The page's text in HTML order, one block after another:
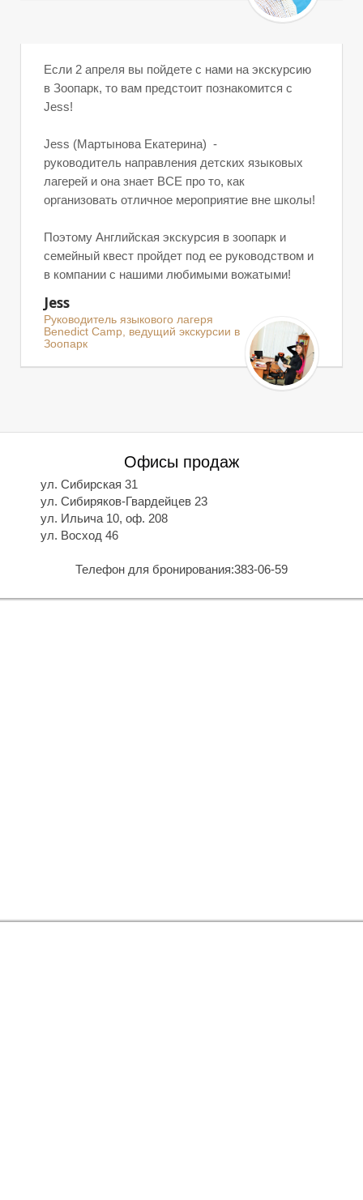
И
Я
И
Ц
Если 2 апреля вы пойдете с нами на экскурсию
в Зоопарк, то вам предстоит познакомится с
Jess!
Jess (Мартынова Екатерина) -
руководитель направления детских языковых
лагерей и она знает ВСЕ про то, как
организовать отличное мероприятие вне школы!
Поэтому Английская экскурсия в зоопарк и
семейный квест пройдет под ее руководством и
в компании с нашими любимыми вожатыми!
Jess
Руководитель языкового лагеря
Benedict Camp, ведущий экскурсии в
Зоопарк
Офисы продаж
ул. Сибирская 31
ул. Сибиряков-Гвардейцев 23
ул. Ильича 10, оф. 208
ул. Восход 46
Телефон для бронирования:383-06-59